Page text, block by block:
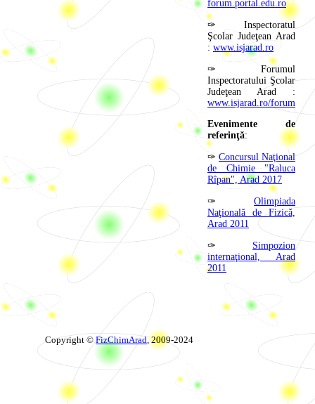
forum.portal.edu.ro
✑ Inspectoratul
Şcolar Judeţean Arad
: www.isjarad.ro
✑ Forumul
Inspectoratului Şcolar
Judeţean Arad :
www.isjarad.ro/forum
Evenimente de
referinţă:
✑ Concursul Naţional
de Chimie "Raluca
Rîpan", Arad 2017
✑ Olimpiada
Naţională de Fizică,
Arad 2011
✑ Simpozion
internaţional, Arad
2011
Copyright ©FizChimArad, 2009-2024